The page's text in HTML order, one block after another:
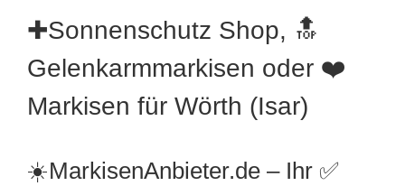
✚Sonnenschutz Shop, 🔝
Gelenkarmmarkisen oder ❤️
Markisen für Wörth (Isar)
☀️MarkisenAnbieter.de – Ihr ✅